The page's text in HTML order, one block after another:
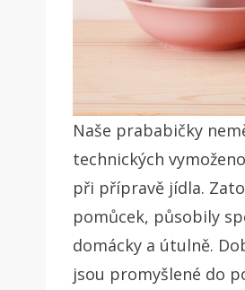
Naše prababičky
technických
při přípravě jídla.
pomůcek, působily
domácky a útulně.
jsou promyšlené do